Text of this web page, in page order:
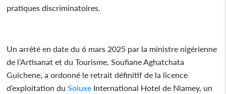
pratiques discriminatoires.
Un arrêté en date du 6 mars 2025 par la ministre nigérienne
de l’Artisanat et du Tourisme, Soufiane Aghatchata
Guichene, a ordonné le retrait définitif de la licence
d’exploitation du Soluxe International Hotel de Niamey, un